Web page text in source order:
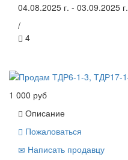
04.08.2025 г. - 03.09.2025 г.
/
4
1 000 руб
Описание
Пожаловаться
Написать продавцу